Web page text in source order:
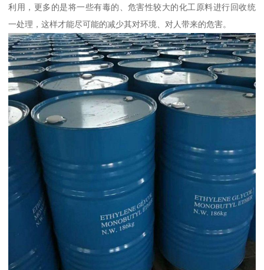
利用，更多的是将一些有毒的、危害性较大的化工原料进行回收统
一处理，这样才能尽可能的减少其对环境、对人带来的危害。